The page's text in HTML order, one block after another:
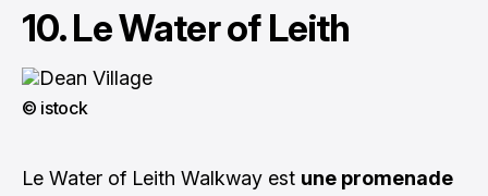
10. Le Water of Leith
© istock
Le Water of Leith Walkway est une promenade